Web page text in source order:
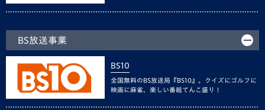
BS放送事業
BS10
全国無料のBS放送局『BS10』。クイズにゴルフに
映画に麻雀、楽しい番組てんこ盛り！